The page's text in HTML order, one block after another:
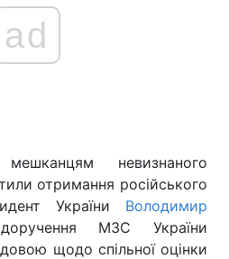
Політика
Світ
Наука
ad
невизнаного
отримання російського
України Володимир
МЗС України
щодо спільної оцінки